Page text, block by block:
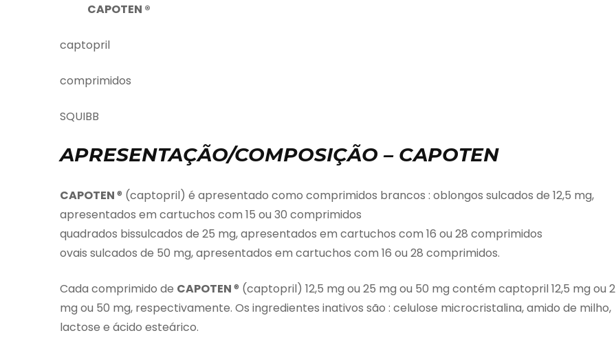
CAPOTEN ®
captopril
comprimidos
SQUIBB
APRESENTAÇÃO/COMPOSIÇÃO – CAPOTEN
CAPOTEN® (captopril) é apresentado como comprimidos brancos : oblongos sulcados de 12,5 mg,
apresentados em cartuchos com 15 ou 30 comprimidos
quadrados bissulcados de 25 mg, apresentados em cartuchos com 16 ou 28 comprimidos
ovais sulcados de 50 mg, apresentados em cartuchos com 16 ou 28 comprimidos.
Cada comprimido de CAPOTEN® (captopril) 12,5 mg ou 25 mg ou 50 mg contém captopril 12,5 mg ou
mg ou 50 mg, respectivamente. Os ingredientes inativos são : celulose microcristalina, amido de milho,
lactose e ácido esteárico.